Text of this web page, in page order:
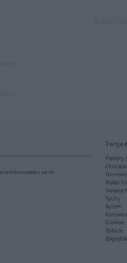
korzystania z portali
Twoje
Piekary
Chorzów
Ruda
Tychy
Bytom
Gliwice
Zabrze
Zagłębie